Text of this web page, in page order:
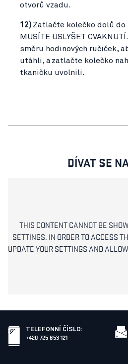
otvorů vzadu.
12) Zatlačte kolečko dolů do
MUSÍTE USLYŠET
směru hodinových ručiček,
utáhli, a zatlačte kolečko
tkaničku uvolnili.
DÍVAT SE
THIS CONTENT CANNOT BE
SETTINGS. IN ORDER TO ACCESS
UPDATE YOUR SETTINGS AND
TELEFONNÍ ČÍSLO:
+420 725 853 121